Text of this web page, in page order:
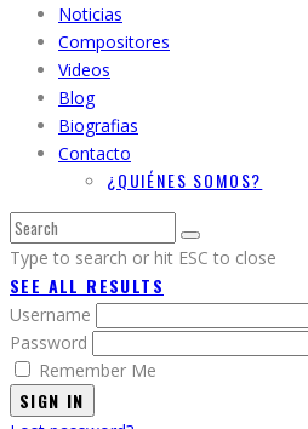
Noticias
Compositores
Videos
Blog
Biografias
Contacto
¿QUIÉNES SOMOS?
Type to search or hit ESC to close
SEE ALL RESULTS
Username
Password
Remember Me
SIGN IN